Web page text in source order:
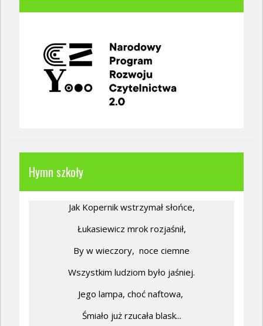
Hymn szkoły
Jak Kopernik wstrzymał słońce,
Łukasiewicz mrok rozjaśnił,
By w wieczory, noce ciemne
Wszystkim ludziom było jaśniej.
Jego lampa, choć naftowa,
Śmiało już rzucała blask...